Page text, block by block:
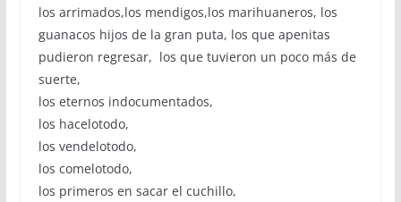
los arrimados,los mendigos,los marihuaneros, los
guanacos hijos de la gran puta, los que apenitas
pudieron regresar, los que tuvieron un poco más de
suerte,
los eternos indocumentados,
los hacelotodo,
los vendelotodo,
los comelotodo,
los primeros en sacar el cuchillo,